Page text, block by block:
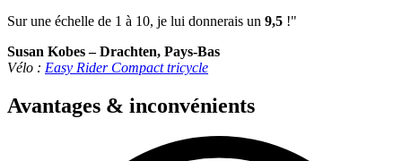
Sur une échelle de 1 à 10, je lui donnerais un 9,5 !"
Susan Kobes – Drachten, Pays-Bas
Vélo : Easy Rider Compact tricycle
Avantages & inconvénients